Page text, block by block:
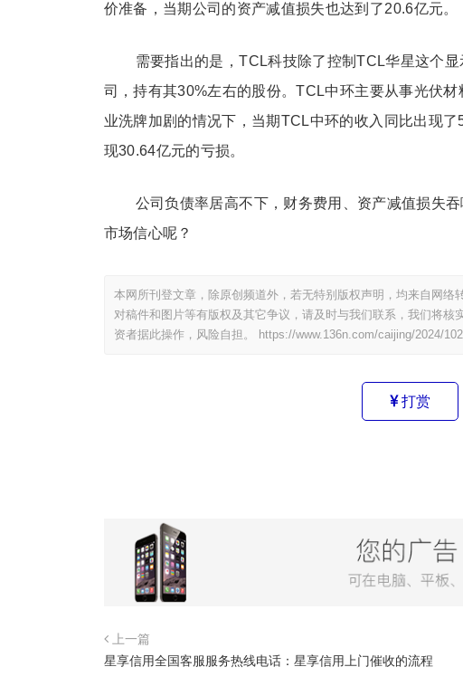
价准备，当期公司的资产减值损失也达到了20.6亿元。
需要指出的是，TCL科技除了控制TCL华星这个
司，持有其30%左右的股份。TCL中环主要从事光伏
业洗牌加剧的情况下，当期TCL中环的收入同比出现
现30.64亿元的亏损。
公司负债率居高不下，财务费用、资产减值损失
市场信心呢？
本网所刊登文章，除原创频道外，若无特别版权声明，均来自网
对稿件和图片等有版权及其它争议，请及时与我们联系，我们将
资者据此操作，风险自担。
https://www.136n.com/caijing/2024/
打赏
上一篇
星享信用全国客服服务热线电话：星享信用上门催收的流程